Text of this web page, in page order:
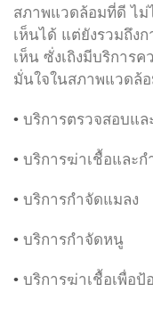
สภาพแวดล้อมที่ดี ไม่
เห็นได้ แต่ยังรวมถึง
เห็น ซั่งเถิงมีบริการ
มั่นใจในสภาพแวดล้
• บริการตรวจสอบแล
• บริการฆ่าเชื้อและก
• บริการกำจัดแมลง
• บริการกำจัดหนู
• บริการฆ่าเชื้อเพื่อป้